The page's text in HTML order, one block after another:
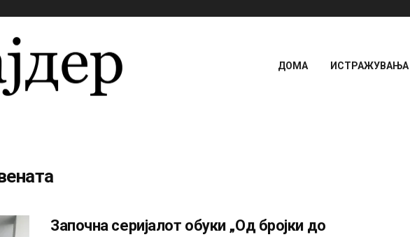
ДОМА ИСТРАЖУВАЊА
Започна серијалот обуки „Од бројки до